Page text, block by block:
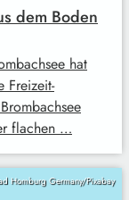
dem Boden
hat
Freizeit-
flachen …
Homburg Germany/Pixabay